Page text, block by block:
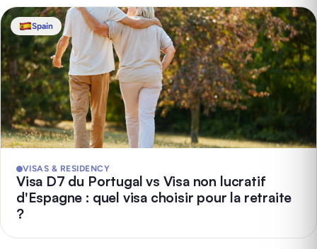
Spain
VISAS & RESIDENCY
Visa D7 du Portugal vs Visa non lucratif
d'Espagne : quel visa choisir pour la retraite
?